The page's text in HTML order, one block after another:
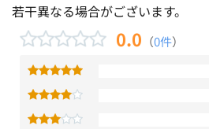
若干異なる場合がございます。
0.0 （0件）